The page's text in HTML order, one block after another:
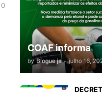
0
COAF informa
by Blogue ja - julho 16,